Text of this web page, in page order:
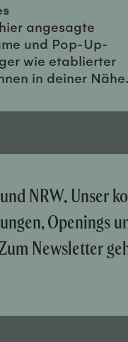
angesagte
und Pop-Up-
wie etablierter
in deiner Nähe.
NRW. Unser
Openings
Newsletter